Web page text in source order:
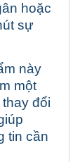
hoặc
sự
này
một
đổi
tin cần